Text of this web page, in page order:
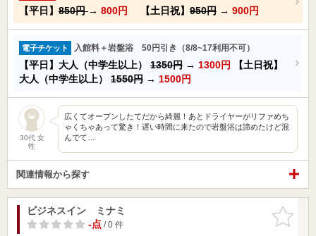
【平日】 850円→ 800円 【土日祝】 950円 → 900円
電子チケット 入館料＋岩盤浴 50円引き（8/8~17利用不可）
【平日】大人（中学生以上） 1350円 → 1300円
【土日祝】
大人（中学生以上） 1550円 → 1500円
30代 女
性
広くてオープンしたてだから綺麗！あとドライヤーがリファめち
ゃくちゃあって驚き！遅い時間に来たので岩盤浴は諦めたけど混
んでて…
関連情報から探す
お気に入
りに追加
ビジネスイン ミナミ
-点/ 0 件